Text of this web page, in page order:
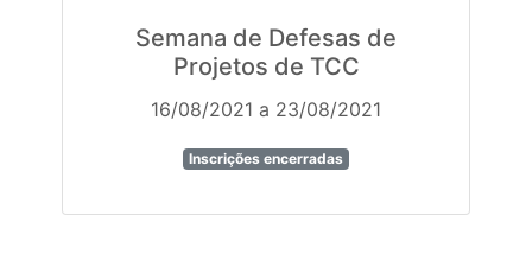
Semana de Defesas de
Projetos de TCC
16/08/2021 a 23/08/2021
Inscrições encerradas